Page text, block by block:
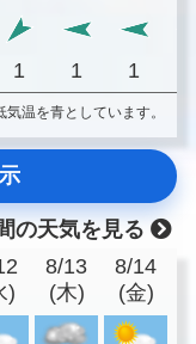
1 1 1
温を青としています。
の天気を見る
)
8/13
(木)
8/14
(金)